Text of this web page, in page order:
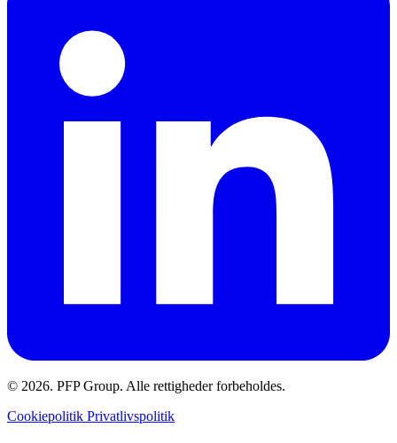
© 2026. PFP Group. Alle rettigheder forbeholdes.
Cookiepolitik Privatlivspolitik